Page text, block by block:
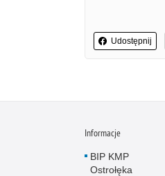
Udostępnij
Informacje
BIP KMP
Ostrołęka